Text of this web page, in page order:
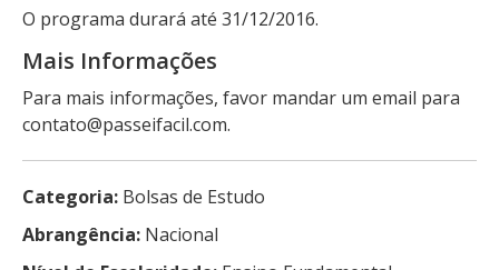
O programa durará até 31/12/2016.
Mais Informações
Para mais informações, favor mandar um email para
contato@passeifacil.com.
Categoria: Bolsas de Estudo
Abrangência: Nacional